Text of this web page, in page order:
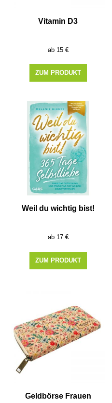
Vitamin D3
15 €
ZUM PRODUKT
Weil du wichtig bist!
17 €
ZUM PRODUKT
Geldbörse Frauen